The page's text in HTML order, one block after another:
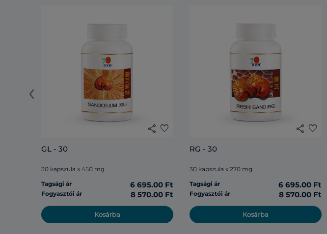
share favorite
GL - 30
30 kapszula x 450 mg
Tagsági ár
6 695.00 Ft
Fogyasztói ár 8 570.00 Ft
Kosárba
share favorite
RG - 30
30 kapszula x 270 mg
Tagsági ár
6 695.00 Ft
Fogyasztói ár 8 570.00 Ft
Kosárba
‹